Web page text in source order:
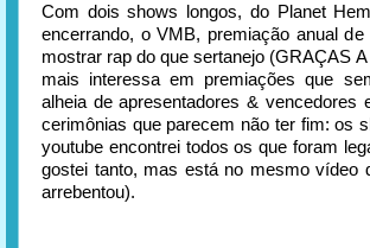
Com dois shows longos, do Planet
encerrando, o VMB, premiação anual
mostrar rap do que sertanejo (GRAÇAS
mais interessa em premiações que
alheia de apresentadores & vencedores
cerimônias que parecem não ter fim: os
youtube encontrei todos os que foram
gostei tanto, mas está no mesmo vídeo
arrebentou).